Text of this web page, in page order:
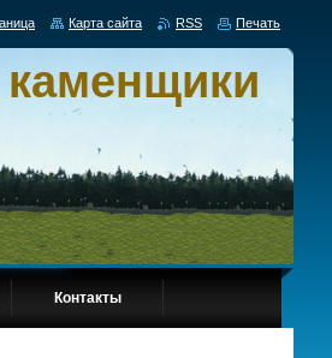
Контакты
Карта сайта RSS Печать